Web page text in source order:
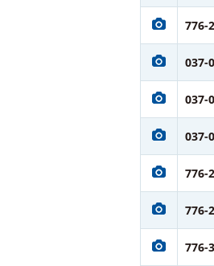
776-
037-
037-
037-
776-
776-
776-